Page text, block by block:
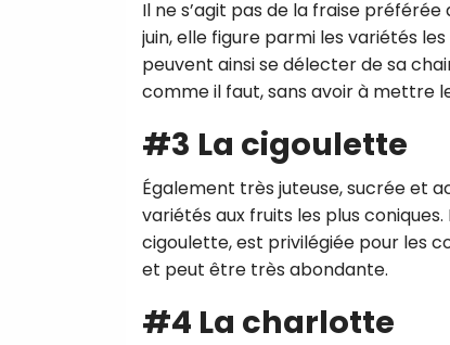
Il ne s’agit pas de la fraise
juin, elle figure parmi les variétés
peuvent ainsi se délecter de sa
comme il faut, sans avoir à mettre
#3 La cigoulette
Également très juteuse, sucrée et
variétés aux fruits les plus
cigoulette, est privilégiée pour les
et peut être très abondante.
#4 La charlotte